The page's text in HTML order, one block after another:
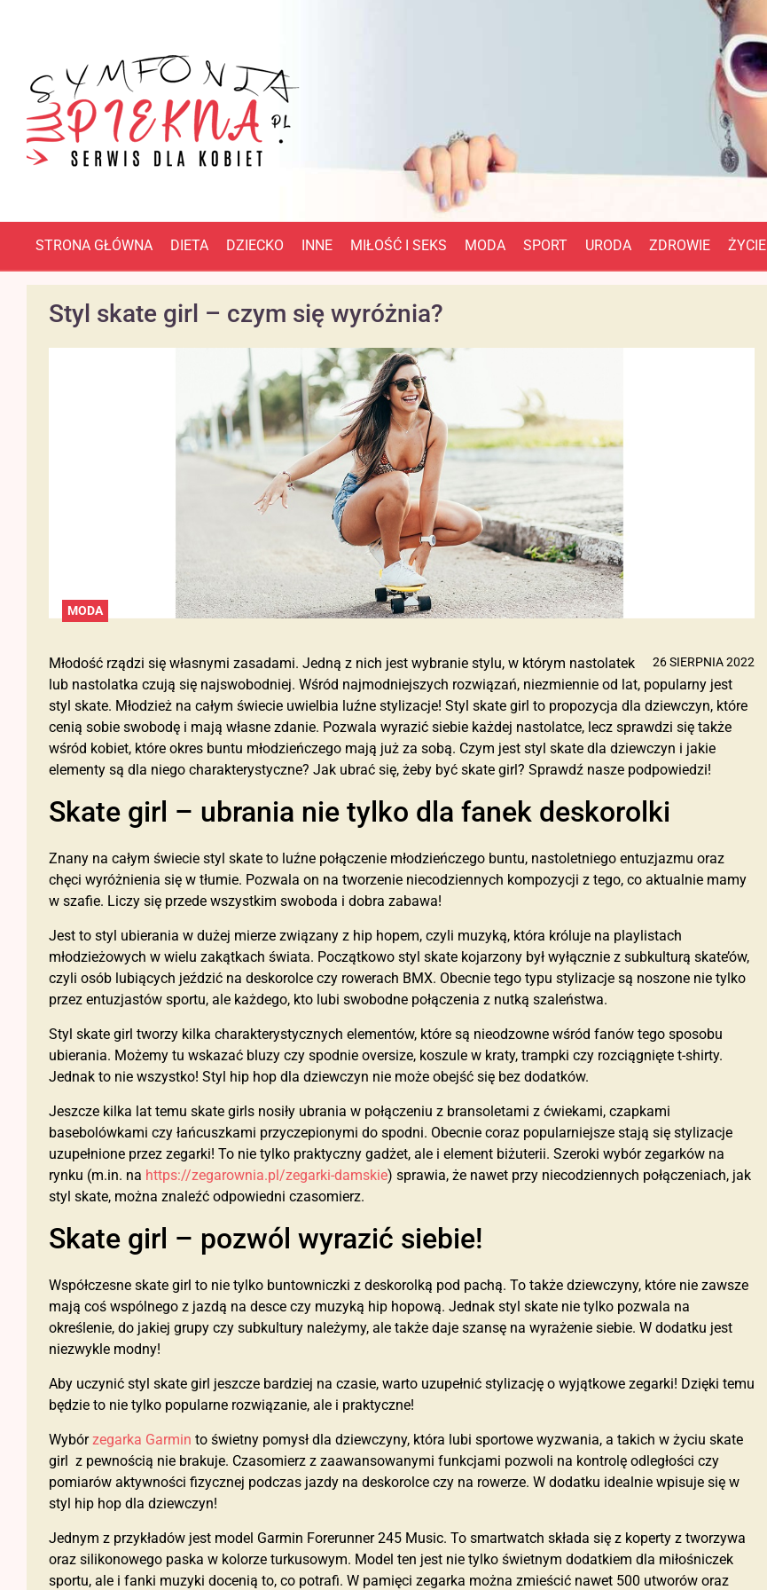
STRONA GŁÓWNA DIETA DZIECKO INNE MIŁOŚĆ I SEKS MODA SPORT URODA ZDROWIE ŻYCIE
Styl skate girl – czym się wyróżnia?
MODA
26 SIERPNIA 2022
Młodość rządzi się własnymi zasadami. Jedną z nich jest wybranie stylu, w którym nastolatek
lub nastolatka czują się najswobodniej. Wśród najmodniejszych rozwiązań, niezmiennie od lat, popularny jest
styl skate. Młodzież na całym świecie uwielbia luźne stylizacje! Styl skate girl to propozycja dla dziewczyn, które
cenią sobie swobodę i mają własne zdanie. Pozwala wyrazić siebie każdej nastolatce, lecz sprawdzi się także
wśród kobiet, które okres buntu młodzieńczego mają już za sobą. Czym jest styl skate dla dziewczyn i jakie
elementy są dla niego charakterystyczne? Jak ubrać się, żeby być skate girl? Sprawdź nasze podpowiedzi!
Skate girl – ubrania nie tylko dla fanek deskorolki
Znany na całym świecie styl skate to luźne połączenie młodzieńczego buntu, nastoletniego entuzjazmu oraz
chęci wyróżnienia się w tłumie. Pozwala on na tworzenie niecodziennych kompozycji z tego, co aktualnie mamy
w szafie. Liczy się przede wszystkim swoboda i dobra zabawa!
Jest to styl ubierania w dużej mierze związany z hip hopem, czyli muzyką, która króluje na playlistach
młodzieżowych w wielu zakątkach świata. Początkowo styl skate kojarzony był wyłącznie z subkulturą skate’ów,
czyli osób lubiących jeździć na deskorolce czy rowerach BMX. Obecnie tego typu stylizacje są noszone nie tylko
przez entuzjastów sportu, ale każdego, kto lubi swobodne połączenia z nutką szaleństwa.
Styl skate girl tworzy kilka charakterystycznych elementów, które są nieodzowne wśród fanów tego sposobu
ubierania. Możemy tu wskazać bluzy czy spodnie oversize, koszule w kraty, trampki czy rozciągnięte t-shirty.
Jednak to nie wszystko! Styl hip hop dla dziewczyn nie może obejść się bez dodatków.
Jeszcze kilka lat temu skate girls nosiły ubrania w połączeniu z bransoletami z ćwiekami, czapkami
basebolówkami czy łańcuszkami przyczepionymi do spodni. Obecnie coraz popularniejsze stają się stylizacje
uzupełnione przez zegarki! To nie tylko praktyczny gadżet, ale i element biżuterii. Szeroki wybór zegarków na
rynku (m.in. na https://zegarownia.pl/zegarki-damskie) sprawia, że nawet przy niecodziennych połączeniach, jak
styl skate, można znaleźć odpowiedni czasomierz.
Skate girl – pozwól wyrazić siebie!
Współczesne skate girl to nie tylko buntowniczki z deskorolką pod pachą. To także dziewczyny, które nie zawsze
mają coś wspólnego z jazdą na desce czy muzyką hip hopową. Jednak styl skate nie tylko pozwala na
określenie, do jakiej grupy czy subkultury należymy, ale także daje szansę na wyrażenie siebie. W dodatku jest
niezwykle modny!
Aby uczynić styl skate girl jeszcze bardziej na czasie, warto uzupełnić stylizację o wyjątkowe zegarki! Dzięki temu
będzie to nie tylko popularne rozwiązanie, ale i praktyczne!
Wybórzegarka Garmin to świetny pomysł dla dziewczyny, która lubi sportowe wyzwania, a takich w życiu skate
girl z pewnością nie brakuje. Czasomierz z zaawansowanymi funkcjami pozwoli na kontrolę odległości czy
pomiarów aktywności fizycznej podczas jazdy na deskorolce czy na rowerze. W dodatku idealnie wpisuje się w
styl hip hop dla dziewczyn!
Jednym z przykładów jest model Garmin Forerunner 245 Music. To smartwatch składa się z koperty z tworzywa
oraz silikonowego paska w kolorze turkusowym. Model ten jest nie tylko świetnym dodatkiem dla miłośniczek
sportu, ale i fanki muzyki docenią to, co potrafi. W pamięci zegarka można zmieścić nawet 500 utworów oraz